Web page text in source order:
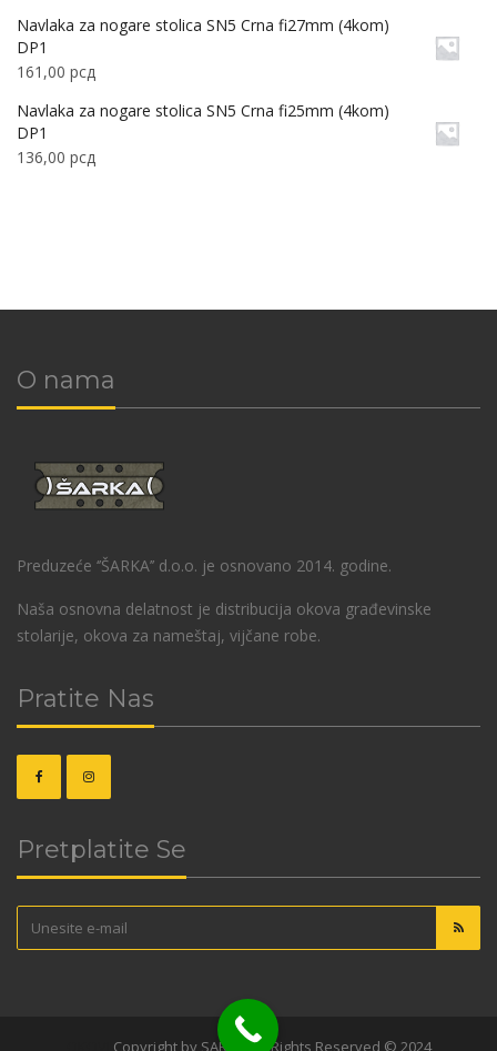
Navlaka za nogare stolica SN5 Crna fi27mm (4kom)
DP1
161,00 рсд
Navlaka za nogare stolica SN5 Crna fi25mm (4kom)
DP1
136,00 рсд
O nama
Preduzeće ‘’ŠARKA’’ d.o.o. je osnovano 2014. godine.
Naša osnovna delatnost je distribucija okova građevinske
stolarije, okova za nameštaj, vijčane robe.
Pratite Nas
Pretplatite Se
Copyright by SARKA. All Rights Reserved © 2024